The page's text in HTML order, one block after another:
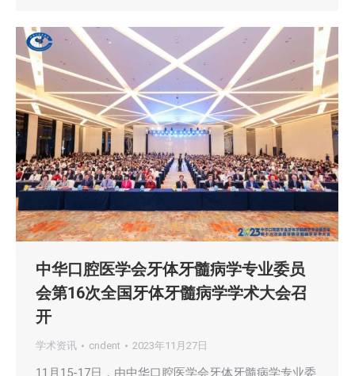
中华口腔医学会牙体牙髓病学专业委员
会第16次全国牙体牙髓病学学术大会召
开
学术资讯 cndent 2023年11月27日
11月15-17日，由中华口腔医学会牙体牙髓病学专业委